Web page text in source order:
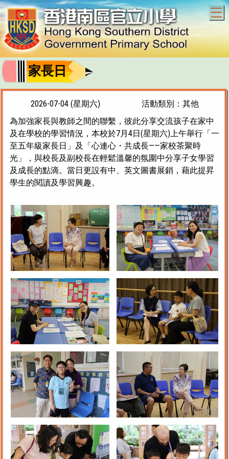
家長日
2026-07-04 (星期六)
活動類別：其他
為加強家長與教師之間的聯繫，彼此分享交流孩子在家中
及在學校的學習情況，本校於7月4日(星期六)上午舉行「一
至五年級家長日」及「心連心・共成長——家校茶聚時
光」，與校長及副校長在輕鬆溫馨的氛圍中分享子女學習
及成長的點滴。當日更設有中、英文圖書展銷，藉此提昇
學生的閱讀及學習興趣。